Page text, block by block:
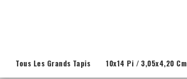
Tous Les Grands Tapis 10x14 Pi / 3,05x4,20 Cm